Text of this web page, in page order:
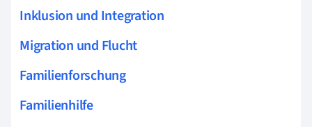
Inklusion und Integration
Migration und Flucht
Familienforschung
Familienhilfe